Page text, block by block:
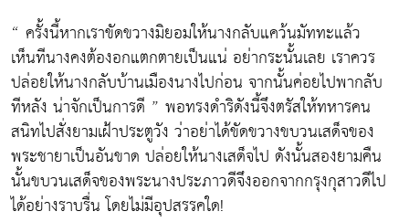
“ ครั้งนี้หากเราขัดขวางมิยอมให้นางกลับแคว้นมัททะแล้ว
เห็นทีนางคงต้องอกแตกตายเป็นแน่ อย่ากระนั้นเลย เราควร
ปล่อยให้นางกลับบ้านเมืองนางไปก่อน จากนั้นค่อยไปพากลับ
ทีหลัง น่าจักเป็นการดี ” พอทรงดำริดังนี้จึงตรัสให้ทหารคน
สนิทไปสั่งยามเฝ้าประตูวัง ว่าอย่าได้ขัดขวางขบวนเสด็จของ
พระชายาเป็นอันขาด ปล่อยให้นางเสด็จไป ดังนั้นสองยามคืน
นั้นขบวนเสด็จของพระนางประภาวดีจึงออกจากกรุงกุสาวดีไป
ได้อย่างราบรื่น โดยไม่มีอุปสรรคใด!